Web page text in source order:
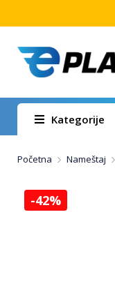
Kategorije
Početna Nameštaj
-42%